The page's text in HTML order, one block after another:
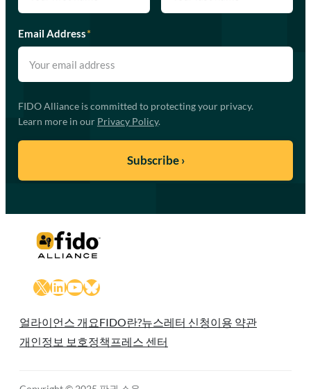
Email Address*
FIDO Alliance is committed to protecting your privacy.
Learn more in our Privacy Policy.
X LinkedIn
YouTube
Bluesky
얼라이언스 개요FIDO란?뉴스레터 신청이용 약관
개인정보 보호정책 프레스 센터